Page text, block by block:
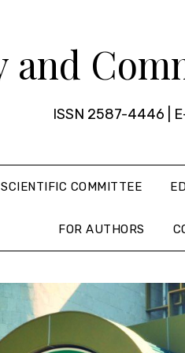
and
ISSN 2587-4446 |
SCIENTIFIC COMMITTEE
FOR AUTHORS